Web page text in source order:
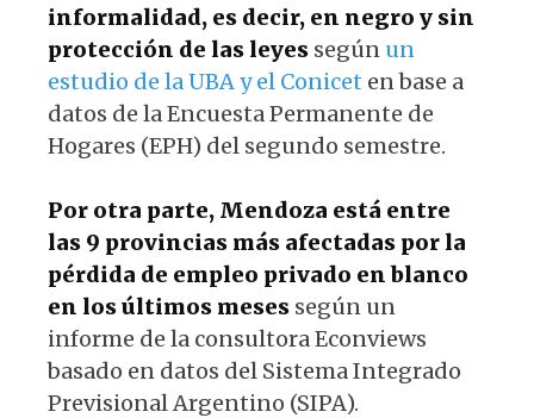
informalidad, es decir, en negro y sin
protección de las leyes según un
estudio de la UBA y el Conicet en base a
datos de la Encuesta Permanente de
Hogares (EPH) del segundo semestre.
Por otra parte, Mendoza está entre
las 9 provincias más afectadas por la
pérdida de empleo privado en blanco
en los últimos meses según un
informe de la consultora Econviews
basado en datos del Sistema Integrado
Previsional Argentino (SIPA).